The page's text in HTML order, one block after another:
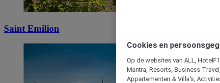
Saint Emilion
Cookies en
Op de websites van ALL,
Mantra, Resorts, Business
Appartementen & Villa's,